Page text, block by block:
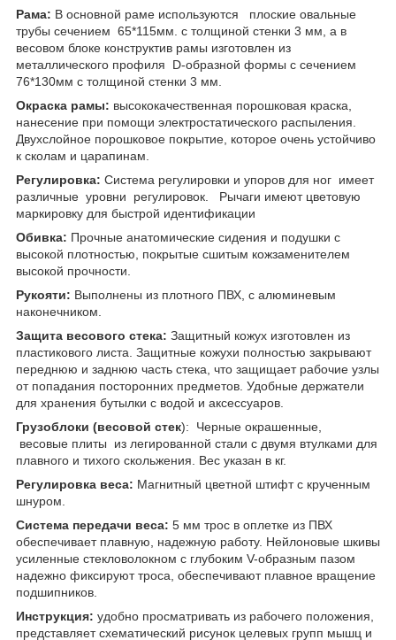
Рама: В основной раме используются плоские овальные
трубы сечением 65*115мм. с толщиной стенки 3 мм, а в
весовом блоке конструктив рамы изготовлен из
металлического профиля D-образной формы с сечением
76*130мм с толщиной стенки 3 мм.
Окраска рамы: высококачественная порошковая краска,
нанесение при помощи электростатического распыления.
Двухслойное порошковое покрытие, которое очень устойчиво
к сколам и царапинам.
Регулировка: Система регулировки и упоров для ног имеет
различные уровни регулировок. Рычаги имеют цветовую
маркировку для быстрой идентификации
Обивка: Прочные анатомические сидения и подушки с
высокой плотностью, покрытые сшитым кожзаменителем
высокой прочности.
Рукояти: Выполнены из плотного ПВХ, с алюминевым
наконечником.
Защита весового стека: Защитный кожух изготовлен из
пластикового листа. Защитные кожухи полностью закрывают
переднюю и заднюю часть стека, что защищает рабочие узлы
от попадания посторонних предметов. Удобные держатели
для хранения бутылки с водой и аксессуаров.
Грузоблоки (весовой стек): Черные окрашенные,
весовые плиты из легированной стали с двумя втулками для
плавного и тихого скольжения. Вес указан в ​​кг.
Регулировка веса: Магнитный цветной штифт с крученным
шнуром.
Система передачи веса: 5 мм трос в оплетке из ПВХ
обеспечивает плавную, надежную работу. Нейлоновые шкивы
усиленные стекловолокном с глубоким V-образным пазом
надежно фиксируют троса, обеспечивают плавное вращение
подшипников.
Инструкция: удобно просматривать из рабочего положения,
представляет схематический рисунок целевых групп мышц и